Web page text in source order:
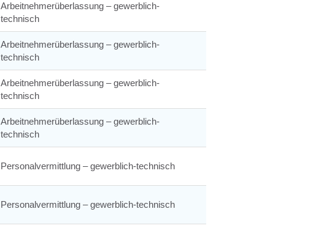
Arbeitnehmerüberlassung – gewerblich-
technisch
Arbeitnehmerüberlassung – gewerblich-
technisch
Arbeitnehmerüberlassung – gewerblich-
technisch
Arbeitnehmerüberlassung – gewerblich-
technisch
Personalvermittlung – gewerblich-technisch
Personalvermittlung – gewerblich-technisch